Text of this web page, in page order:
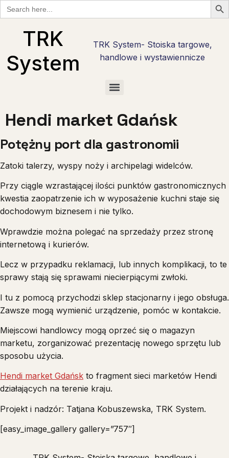
Search
for:
TRK
System
TRK System- Stoiska targowe,
handlowe i wystawiennicze
Hendi market Gdańsk
Potężny port dla gastronomii
Zatoki talerzy, wyspy noży i archipelagi widelców.
Przy ciągle wzrastającej ilości punktów gastronomicznych
kwestia zaopatrzenie ich w wyposażenie kuchni staje się
dochodowym biznesem i nie tylko.
Wprawdzie można polegać na sprzedaży przez stronę
internetową i kurierów.
Lecz w przypadku reklamacji, lub innych komplikacji, to te
sprawy stają się sprawami niecierpiącymi zwłoki.
I tu z pomocą przychodzi sklep stacjonarny i jego obsługa.
Zawsze mogą wymienić urządzenie, pomóc w kontakcie.
Miejscowi handlowcy mogą oprzeć się o magazyn
marketu, zorganizować prezentację nowego sprzętu lub
sposobu użycia.
Hendi market Gdańsk to fragment sieci marketów Hendi
działających na terenie kraju.
Projekt i nadzór: Tatjana Kobuszewska, TRK System.
[easy_image_gallery gallery=”757″]